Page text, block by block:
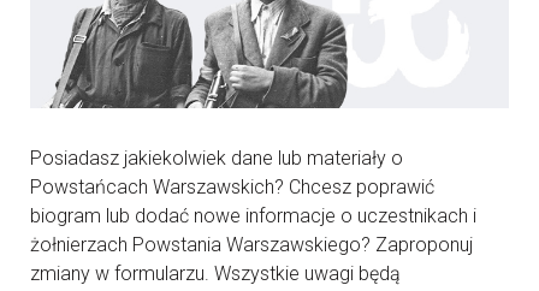
Posiadasz jakiekolwiek dane lub materiały o
Powstańcach Warszawskich? Chcesz poprawić
biogram lub dodać nowe informacje o uczestnikach i
żołnierzach Powstania Warszawskiego? Zaproponuj
zmiany w formularzu. Wszystkie uwagi będą